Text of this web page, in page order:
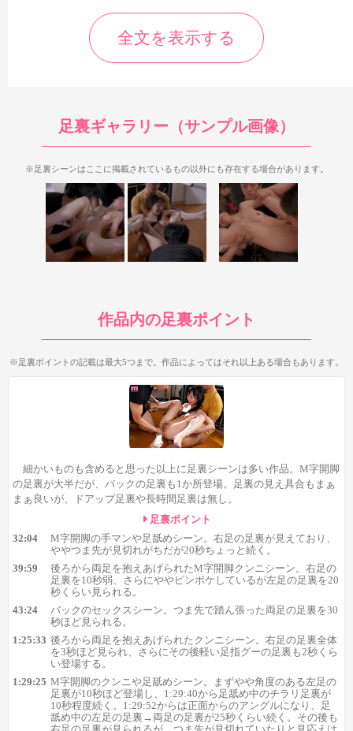
ではありませんし、細かい足裏もいくつかありますが、
が、足裏の見え具合は結構良いので、七沢みあの足裏が好きなら
見ておく価値は十分あるでしょう。
まず最初に32:04のM字開脚の手マンシーンで右足の足裏が登
場。ややつま先が見切れがちですが、足舐めシーンも含めて20秒
ちょっと足裏を見られます。さらに39:59では後ろから両足を抱
えあげられた体勢で、右足の足裏を10秒弱、ややピンボケした左
足の足裏も20秒くらい登場します。
43:24にはバックのセックス中に、つま先で踏ん張った両足の
足裏が30秒ほど登場。
四つん這い系の足裏です。また、セックス中の足裏もここだけな
のでお見逃しなく。
全文を表示する
足裏ギャラリー（サンプル画像）
※足裏シーンはここに掲載されているもの以外にも存在する場合があります。
作品内の足裏ポイント
※足裏ポイントの記載は最大5つまで。作品によってはそれ以上ある場合もあります。
細かいものも含めると思った以上に足裏シーンは多い作品。M字開脚
の足裏が大半だが、バックの足裏も1か所登場。足裏の見え具合もまぁ
まぁ良いが、ドアップ足裏や長時間足裏は無し。
足裏ポイント
32:04
M字開脚の手マンや足舐めシーン。右足の足裏が見えており、
ややつま先が見切れがちだが20秒ちょっと続く。
39:59
後ろから両足を抱えあげられたM字開脚クンニシーン。右足の
足裏を10秒弱、さらにややピンボケしているが左足の足裏を20
秒くらい見られる。
43:24
バックのセックスシーン。つま先で踏ん張った両足の足裏を30
秒ほど見られる。
1:25:33 後ろから両足を抱えあげられたクンニシーン。右足の足裏全体
を3秒ほど見られ、さらにその後軽い足指グーの足裏も2秒くら
い登場する。
1:29:25 M字開脚のクンニや足舐めシーン。まずやや角度のある左足の
足裏が10秒ほど登場し、1:29:40から足舐め中のチラリ足裏が
10秒程度続く。1:29:52からは正面からのアングルになり、足
舐め中の左足の足裏→両足の足裏が25秒くらい続く。その後も